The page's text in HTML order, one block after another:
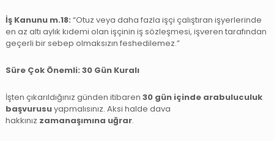
İş Kanunu m.18: “Otuz veya daha fazla işçi çalıştıran işyerlerinde
en az altı aylık kıdemi olan işçinin iş sözleşmesi, işveren tarafından
geçerli bir sebep olmaksızın feshedilemez.”
Süre Çok Önemli: 30 Gün Kuralı
İşten çıkarıldığınız günden itibaren30 gün içinde arabuluculuk
başvurusuyapmalısınız. Aksi halde dava
hakkınız zamanaşımına uğrar.